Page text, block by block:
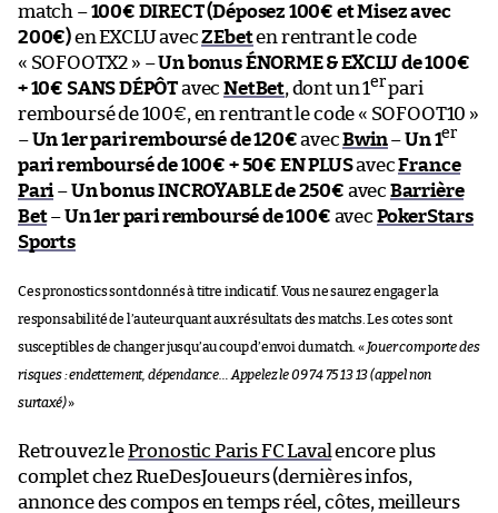
match –100€ DIRECT (Déposez 100€ et Misez avec
200€)en EXCLU avecZEbeten rentrant le code
« SOFOOTX2 » –Un bonus ÉNORME & EXCLU de 100€
+ 10€ SANS DÉPÔTavecNetBet, dont un 1erpari
remboursé de 100€, en rentrant le code « SOFOOT10 »
–Un 1er pari remboursé de 120€avecBwin–Un 1er
pari remboursé de 100€ + 50€ EN PLUSavecFrance
Pari–Un bonus INCROYABLE de 250€ avec Barrière
Bet–Un 1er pari remboursé de 100€ avec PokerStars
Sports
Ces pronostics sont donnés à titre indicatif. Vous ne saurez engager la
responsabilité de l’auteur quant aux résultats des matchs. Les cotes sont
susceptibles de changer jusqu’au coup d’envoi du match. « Jouer comporte des
risques : endettement, dépendance… Appelez le 09 74 75 13 13 (appel non
surtaxé)»
Retrouvez lePronostic Paris FC Lavalencore plus
complet chez RueDesJoueurs (dernières infos,
annonce des compos en temps réel, côtes, meilleurs